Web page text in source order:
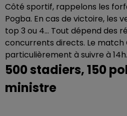
Côté sportif, rappelons les
Pogba. En cas de victoire, les
top 3 ou 4… Tout dépend des
concurrents directs. Le match
particulièrement à suivre à 14h.
500 stadiers, 150
ministre